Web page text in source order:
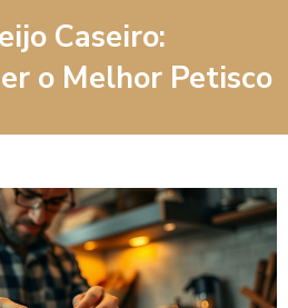
Caseiro:
o Melhor Petisco